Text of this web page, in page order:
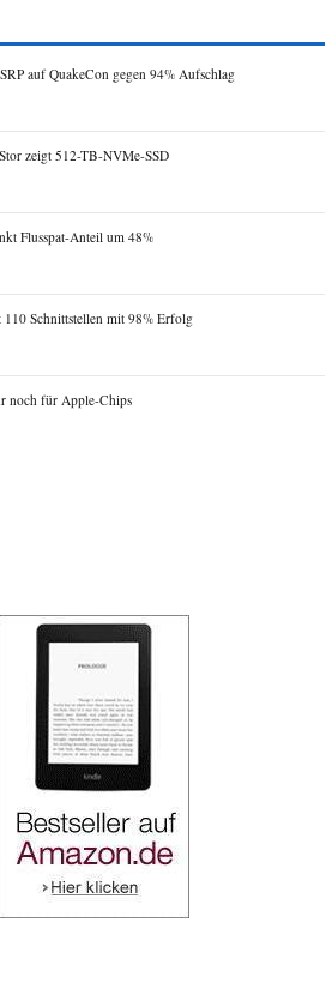
auf QuakeCon gegen 94% Aufschlag
zeigt 512-TB-NVMe-SSD
Flusspat-Anteil um 48%
Schnittstellen mit 98% Erfolg
noch für Apple-Chips